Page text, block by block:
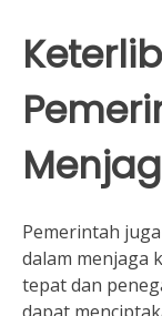
Pemerintah
dalam menjaga
tepat dan